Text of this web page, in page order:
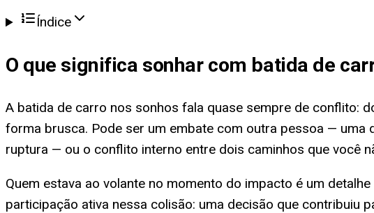
Índice
O que significa sonhar com batida de
A batida de carro nos sonhos fala quase sempre de conflito:
forma brusca. Pode ser um embate com outra pessoa — uma
ruptura — ou o conflito interno entre dois caminhos que você
Quem estava ao volante no momento do impacto é um
participação ativa nessa colisão: uma decisão que contribuiu